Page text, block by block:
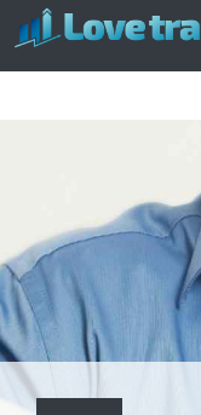
contenuto